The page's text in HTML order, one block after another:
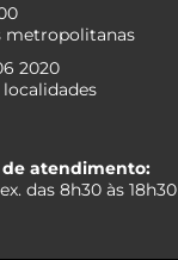
metropolitanas
2020
de atendimento:
das 8h30 às 18h30